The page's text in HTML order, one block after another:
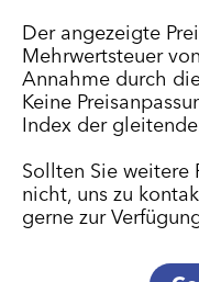
Der angezeigte
Mehrwertsteuer
Annahme durch
Keine
Index der
Sollten Sie weitere
nicht, uns zu
gerne zur